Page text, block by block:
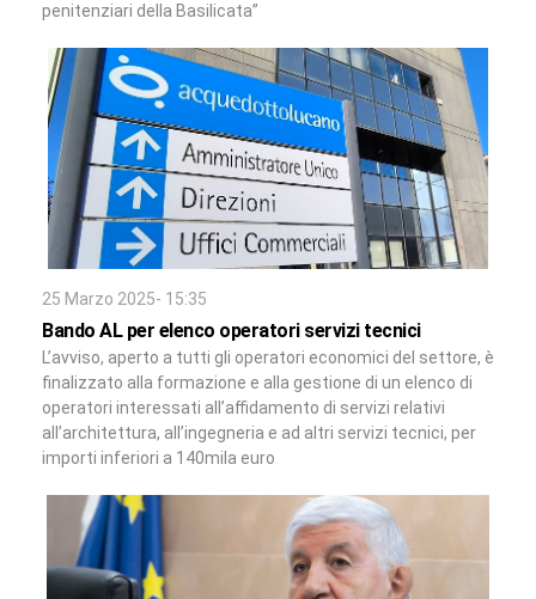
penitenziari della Basilicata”
25 Marzo 2025- 15:35
Bando AL per elenco operatori servizi tecnici
L’avviso, aperto a tutti gli operatori economici del settore, è
finalizzato alla formazione e alla gestione di un elenco di
operatori interessati all’affidamento di servizi relativi
all’architettura, all’ingegneria e ad altri servizi tecnici, per
importi inferiori a 140mila euro